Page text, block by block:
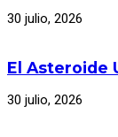
30 julio, 2026
El Asteroide
30 julio, 2026